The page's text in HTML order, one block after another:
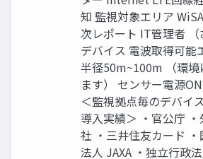
知 監視対象エリア
次レポート IT管理者
デバイス 電波取得可能
半径50m~100m （環境
ます） センサー電源
＜監視拠点毎のデバイ
導入実績＞ ・官公庁
社 ・三井住友カード
法人 JAXA ・独立行政